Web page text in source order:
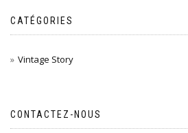
CATÉGORIES
Vintage Story
CONTACTEZ-NOUS